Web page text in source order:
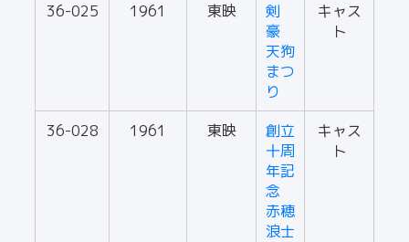
36-025 1961 東映
剣
豪
天狗
まつ
り
キャス
ト
36-028 1961 東映
創立
十周
年記
念
赤穂
浪士
キャス
ト